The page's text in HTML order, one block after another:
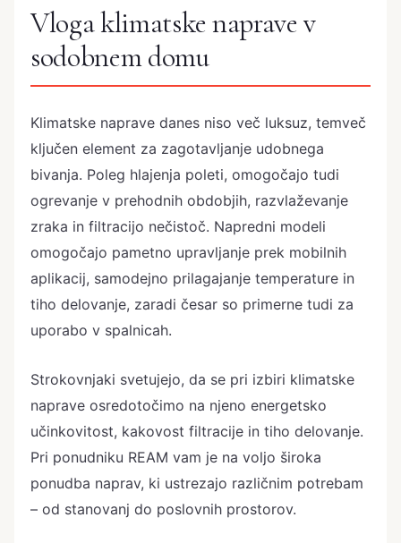
Vloga klimatske naprave v
sodobnem domu
Klimatske naprave danes niso več luksuz, temveč
ključen element za zagotavljanje udobnega
bivanja. Poleg hlajenja poleti, omogočajo tudi
ogrevanje v prehodnih obdobjih, razvlaževanje
zraka in filtracijo nečistoč. Napredni modeli
omogočajo pametno upravljanje prek mobilnih
aplikacij, samodejno prilagajanje temperature in
tiho delovanje, zaradi česar so primerne tudi za
uporabo v spalnicah.
Strokovnjaki svetujejo, da se pri izbiri klimatske
naprave osredotočimo na njeno energetsko
učinkovitost, kakovost filtracije in tiho delovanje.
Pri ponudniku REAM vam je na voljo široka
ponudba naprav, ki ustrezajo različnim potrebam
– od stanovanj do poslovnih prostorov.